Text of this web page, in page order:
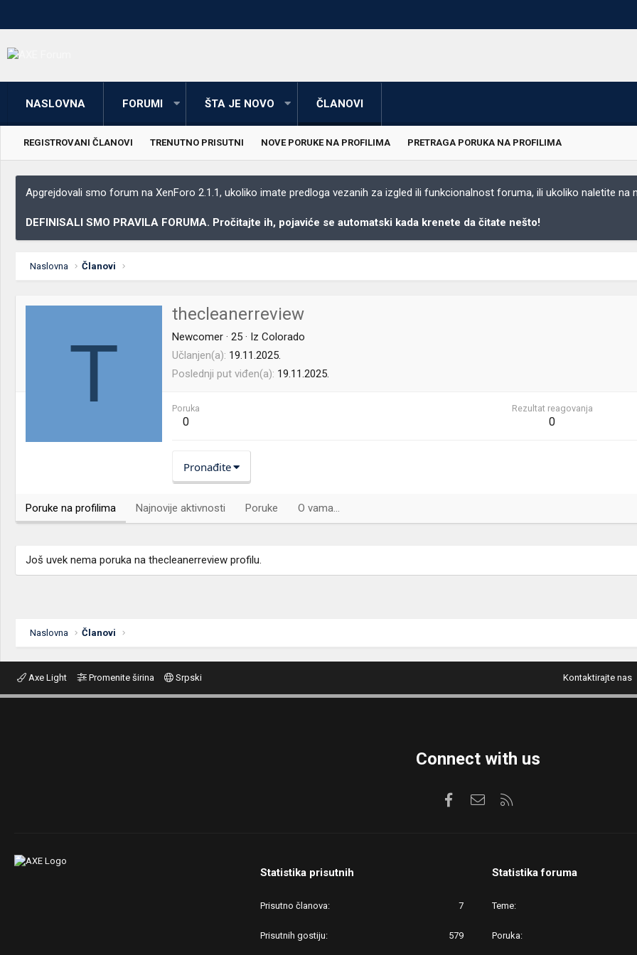
NASLOVNA FORUMI ŠTA JE NOVO ČLANOVI
REGISTROVANI ČLANOVI TRENUTNO PRISUTNI NOVE PORUKE NA PROFILIMA PRETRAGA PORUKA NA PROFILIMA
Apgrejdovali smo forum na XenForo 2.1.1, ukoliko imate predloga vezanih za izgled ili funkcionalnost foruma, ili ukoliko naletite na
DEFINISALI SMO PRAVILA FORUMA. Pročitajte ih, pojaviće se automatski kada krenete da čitate nešto!
Naslovna Članovi
T
thecleanerreview
Newcomer · 25 · Iz Colorado
Učlanjen(a) 19.11.2025.
Poslednji put viđen(a) 19.11.2025.
Poruka
0
Rezultat reagovanja
0
Pronađite
Poruke na profilima Najnovije aktivnosti Poruke O vama...
Još uvek nema poruka na thecleanerreview profilu.
Naslovna Članovi
Axe Light Promenite širina Srpski Kontaktirajte nas
Connect with us
FacebookKontaktirajte nas
Statistika prisutnih
Prisutno članova 7
Prisutnih gostiju 579
Statistika foruma
Teme
Poruka